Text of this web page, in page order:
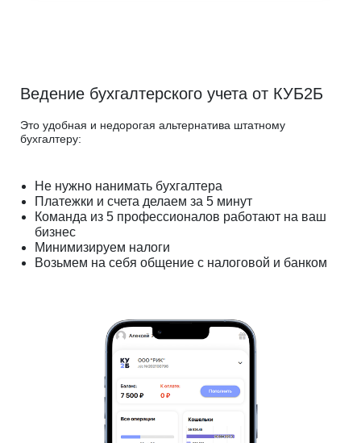
Ведение бухгалтерского учета от КУБ2Б
Это удобная и недорогая альтернатива штатному
бухгалтеру:
Не нужно нанимать бухгалтера
Платежки и счета делаем за 5 минут
Команда из 5 профессионалов работают на ваш
бизнес
Минимизируем налоги
Возьмем на себя общение с налоговой и банком